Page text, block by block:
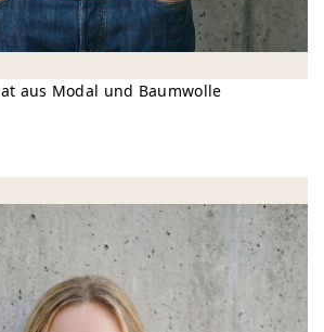
aus Modal und Baumwolle